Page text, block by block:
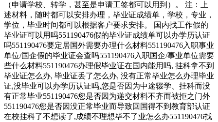
（申请学校、转学，甚至是申请工签都可以用到）。 注：上
述材料，随时都可以安排办理，毕业证成绩单，学校，专业，
学位，毕业时间都可以根据客户要求安排。 国内找工作假的
毕业证可以用吗551190476假的毕业证成绩单可以办学历认证
吗551190476要定居国外需要办理什么材料551190476入职事业
单位/国企假的毕业证会查吗551190476入职国企/事业单位需要
些什么材料551190476办理假毕业证在国内能用吗, 挂科拿不到
毕业证怎么办, 毕业证丢了怎么办, 没有正常毕业怎么办理毕业
证,没毕业可以办学历认证吗,您是否因为中途辍学、挂科而没
有正常毕业551190476您是否因为递交材料不齐而被拒之门外
551190476您是否因没正常毕业而导致回国得不到教育部认证
在校挂科了不想读了,成绩不理想毕不了业怎么办551190476找